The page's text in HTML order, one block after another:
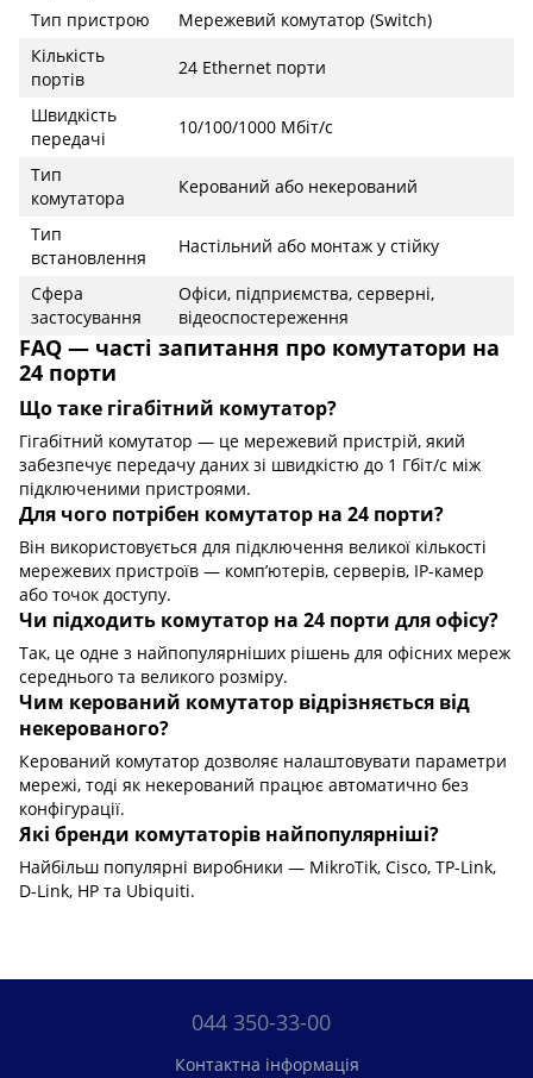
Тип пристрою
Мережевий комутатор (Switch)
Кількість
портів
24 Ethernet порти
Швидкість
передачі
10/100/1000 Мбіт/с
Тип
комутатора
Керований або некерований
Тип
встановлення
Настільний або монтаж у стійку
Сфера
застосування
Офіси, підприємства, серверні,
відеоспостереження
FAQ — часті запитання про комутатори на
24 порти
Що таке гігабітний комутатор?
Гігабітний комутатор — це мережевий пристрій, який
забезпечує передачу даних зі швидкістю до 1 Гбіт/с між
підключеними пристроями.
Для чого потрібен комутатор на 24 порти?
Він використовується для підключення великої кількості
мережевих пристроїв — комп’ютерів, серверів, IP-камер
або точок доступу.
Чи підходить комутатор на 24 порти для офісу?
Так, це одне з найпопулярніших рішень для офісних мереж
середнього та великого розміру.
Чим керований комутатор відрізняється від
некерованого?
Керований комутатор дозволяє налаштовувати параметри
мережі, тоді як некерований працює автоматично без
конфігурації.
Які бренди комутаторів найпопулярніші?
Найбільш популярні виробники — MikroTik, Cisco, TP-Link,
D-Link, HP та Ubiquiti.
044 350-33-00
Контактна інформація